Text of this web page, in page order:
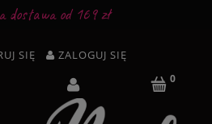
dostawa od 169 zł
SIĘ ZALOGUJ SIĘ